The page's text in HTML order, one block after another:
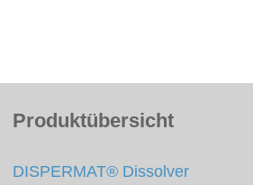
Produktübersicht
DISPERMAT® Dissolver